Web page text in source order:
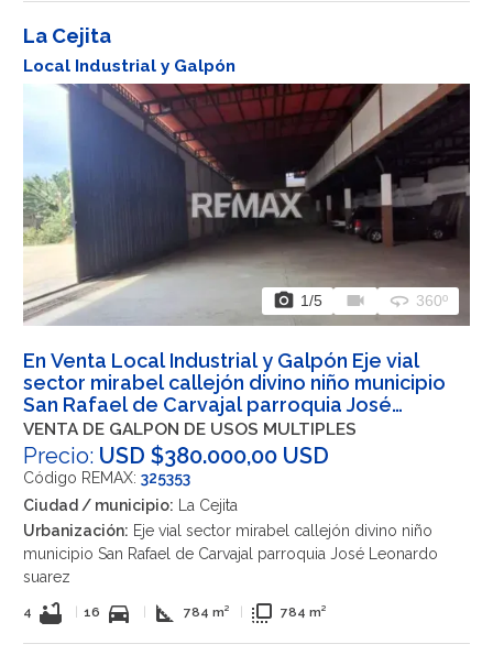
La Cejita
Local Industrial y Galpón
photo_camera 1/5 videocam 360 360º
En Venta Local Industrial y Galpón Eje vial
sector mirabel callejón divino niño municipio
San Rafael de Carvajal parroquia José
Leonardo suarez, Eje Vial Valera - Trujillo, La
Cejita, San Rafael de Carvajal, Trujillo, VEN
VENTA DE GALPON DE USOS MULTIPLES
Precio: USD $380.000,00 USD
Código REMAX: 325353
Ciudad / municipio: La Cejita
Urbanización: Eje vial sector mirabel callejón divino niño
municipio San Rafael de Carvajal parroquia José Leonardo
suarez
4 bathtub 16 directions_car square_foot 784 m² flip_to_front 784 m²